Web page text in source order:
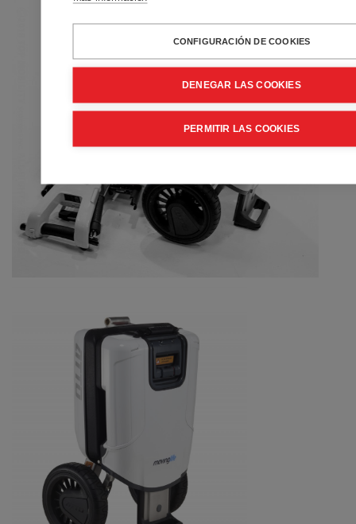
CONFIGURACIÓN DE COOKIES
DENEGAR LAS COOKIES
PERMITIR LAS COOKIES